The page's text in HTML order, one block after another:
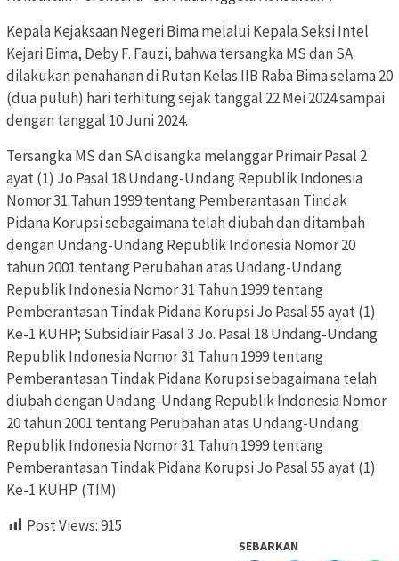
Kepala Kejaksaan Negeri Bima melalui Kepala Seksi Intel
Kejari Bima, Deby F. Fauzi, bahwa tersangka MS dan SA
dilakukan penahanan di Rutan Kelas IIB Raba Bima selama 20
(dua puluh) hari terhitung sejak tanggal 22 Mei 2024 sampai
dengan tanggal 10 Juni 2024.
Tersangka MS dan SA disangka melanggar Primair Pasal 2
ayat (1) Jo Pasal 18 Undang-Undang Republik Indonesia
Nomor 31 Tahun 1999 tentang Pemberantasan Tindak
Pidana Korupsi sebagaimana telah diubah dan ditambah
dengan Undang-Undang Republik Indonesia Nomor 20
tahun 2001 tentang Perubahan atas Undang-Undang
Republik Indonesia Nomor 31 Tahun 1999 tentang
Pemberantasan Tindak Pidana Korupsi Jo Pasal 55 ayat (1)
Ke-1 KUHP; Subsidiair Pasal 3 Jo. Pasal 18 Undang-Undang
Republik Indonesia Nomor 31 Tahun 1999 tentang
Pemberantasan Tindak Pidana Korupsi sebagaimana telah
diubah dengan Undang-Undang Republik Indonesia Nomor
20 tahun 2001 tentang Perubahan atas Undang-Undang
Republik Indonesia Nomor 31 Tahun 1999 tentang
Pemberantasan Tindak Pidana Korupsi Jo Pasal 55 ayat (1)
Ke-1 KUHP. (TIM)
Post Views:915
SEBARKAN